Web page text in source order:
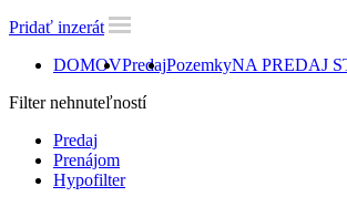
Pridať inzerát
DOMOVPredajPozemkyNA PREDAJ
Filter nehnuteľností
Predaj
Prenájom
Hypofilter